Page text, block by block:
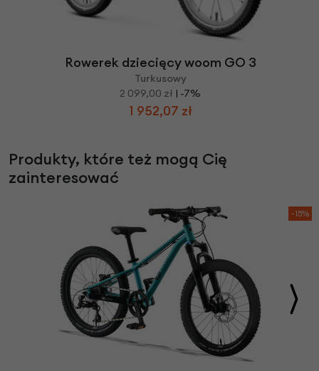
Rowerek dziecięcy woom GO 3
Turkusowy
2 099,00 zł | -7%
1 952,07 zł
Produkty, które też mogą Cię
zainteresować
-15%